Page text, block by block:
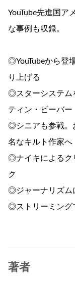
YouTube先進国ア
な事例も収録。
◎YouTubeから登
り上げる
◎スターシステム
ティン・ビーバー
◎シニアも参戦。
名なキルト作家へ
◎ナイキによるク
ク
◎ジャーナリズム
◎ストリーミング
著者